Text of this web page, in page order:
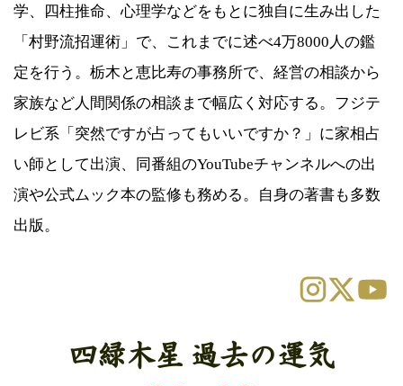
学、四柱推命、心理学などをもとに独自に生み出した
「村野流招運術」で、これまでに述べ4万8000人の鑑
定を行う。栃木と恵比寿の事務所で、経営の相談から
家族など人間関係の相談まで幅広く対応する。フジテ
レビ系「突然ですが占ってもいいですか？」に家相占
い師として出演、同番組のYouTubeチャンネルへの出
演や公式ムック本の監修も務める。自身の著書も多数
出版。
四緑木星 過去の運気